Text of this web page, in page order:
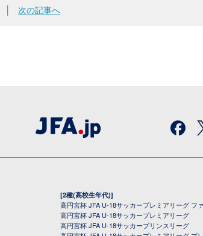
次の記事へ
[2種(高校生年代)]
高円宮杯 JFA U-18サッカープレミアリーグ フ
高円宮杯 JFA U-18サッカープレミアリーグ
高円宮杯 JFA U-18サッカープリンスリーグ